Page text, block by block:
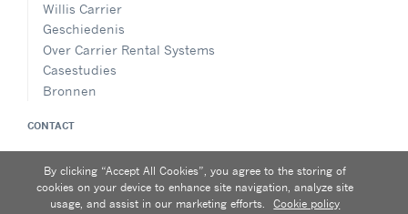
Willis Carrier
Geschiedenis
Over Carrier Rental Systems
Casestudies
Bronnen
CONTACT
By clicking “Accept All Cookies”, you agree to the storing of
cookies on your device to enhance site navigation, analyze site
usage, and assist in our marketing efforts.
Cookie policy